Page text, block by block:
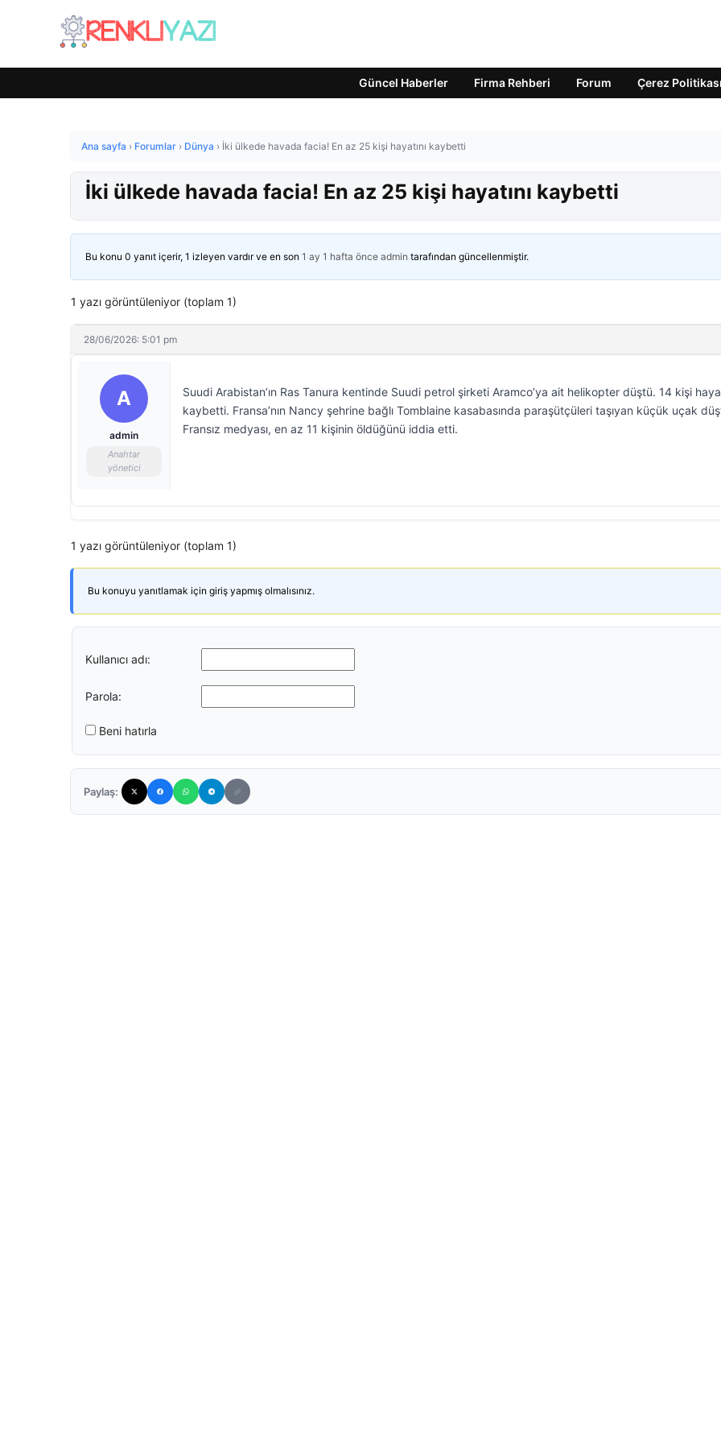
Güncel Haberler Firma Rehberi Forum Çerez Politikası
Ana sayfa › Forumlar › Dünya › İki ülkede havada facia! En az 25 kişi hayatını kaybetti
İki ülkede havada facia! En az 25 kişi hayatını kaybetti
Bu konu 0 yanıt içerir, 1 izleyen vardır ve en son 1 ay 1 hafta önce admin tarafından güncellenmiştir.
1 yazı görüntüleniyor (toplam 1)
28/06/2026: 5:01 pm
A
admin
Anahtar
yönetici
Suudi Arabistan’ın Ras Tanura kentinde Suudi petrol şirketi Aramco’ya ait helikopter düştü. 14 kişi
kaybetti. Fransa’nın Nancy şehrine bağlı Tomblaine kasabasında paraşütçüleri taşıyan küçük uçak
Fransız medyası, en az 11 kişinin öldüğünü iddia etti.
1 yazı görüntüleniyor (toplam 1)
Bu konuyu yanıtlamak için giriş yapmış olmalısınız.
Kullanıcı adı:
Parola:
Beni hatırla
Paylaş: